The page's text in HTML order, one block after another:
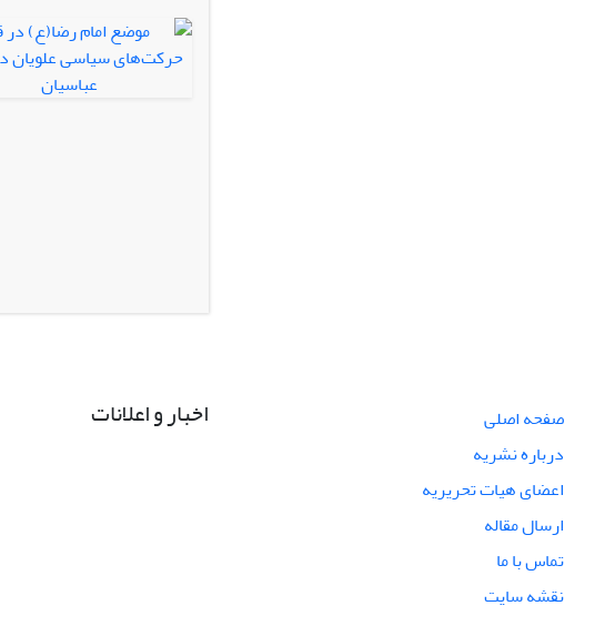
صفحه اصلی
درباره نشریه
اعضای هیات تحریریه
ارسال مقاله
تماس با ما
نقشه سایت
اخبار و اعلانات